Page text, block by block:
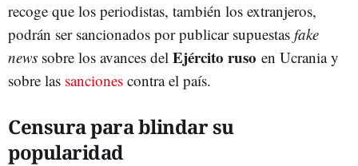
recoge que los periodistas, también los extranjeros,
podrán ser sancionados por publicar supuestas fake
news sobre los avances del Ejército ruso en Ucrania y
sobre las sanciones contra el país.
Censura para blindar su
popularidad